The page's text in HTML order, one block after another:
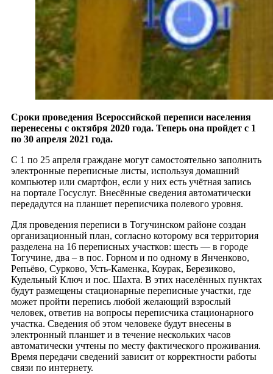
Сроки проведения Всероссийской переписи населения
перенесены с октября 2020 года. Теперь она пройдет с 1
по 30 апреля 2021 года.
С 1 по 25 апреля граждане могут самостоятельно заполнить
электронные переписные листы, используя домашний
компьютер или смартфон, если у них есть учётная запись
на портале Госуслуг. Внесённые сведения автоматически
передадутся на планшет переписчика полевого уровня.
Для проведения переписи в Тогучинском районе создан
организационный план, согласно которому вся территория
разделена на 16 переписных участков: шесть — в городе
Тогучине, два – в пос. Горном и по одному в Янченково,
Репьёво, Сурково, Усть-Каменка, Коурак, Березиково,
Кудельный Ключ и пос. Шахта. В этих населённых пунктах
будут размещены стационарные переписные участки, где
может пройти перепись любой желающий взрослый
человек, ответив на вопросы переписчика стационарного
участка. Сведения об этом человеке будут внесены в
электронный планшет и в течение нескольких часов
автоматически учтены по месту фактического проживания.
Время передачи сведений зависит от корректности работы
связи по интернету.